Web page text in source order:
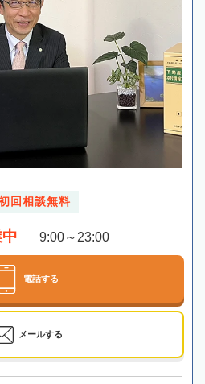
回相談無料
9:00～23:00
電話する
メールする